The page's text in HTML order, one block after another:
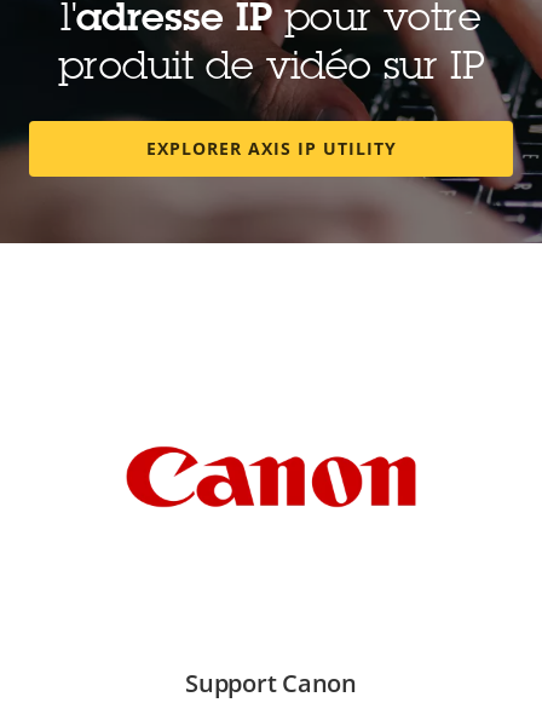
l'adresse IP pour votre
produit de vidéo sur IP
EXPLORER AXIS IP UTILITY
Support Canon